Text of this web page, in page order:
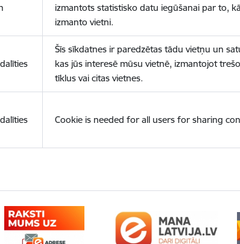
izmantots statistisko datu iegūšanai par to,
izmanto vietni.
Šīs sīkdatnes ir paredzētas tādu vietņu un
kas jūs interesē mūsu vietnē, izmantojot
tīklus vai citas vietnes.
Cookie is needed for all users for sharing